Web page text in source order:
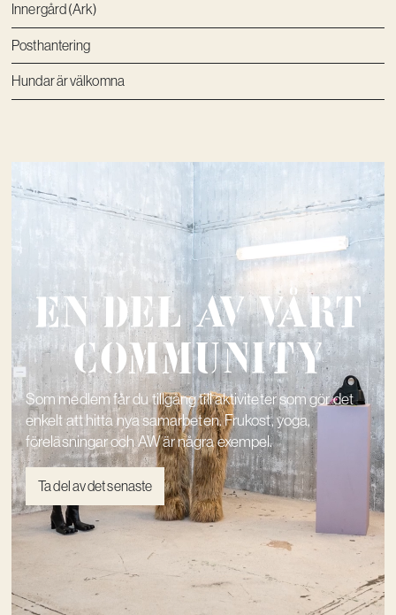
Innergård (Ark)
Posthantering
Hundar är välkomna
En del av vårt
community
Som medlem får du tillgång till aktiviteter som gör det
enkelt att hitta nya samarbeten. Frukost, yoga,
föreläsningar och AW är några exempel.
Ta del av det senaste